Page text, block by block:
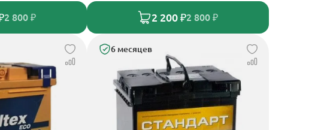
2 800 ₽ 2 200 ₽2 800 ₽
6 месяцев